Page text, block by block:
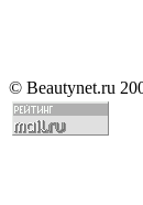
© Beautynet.ru